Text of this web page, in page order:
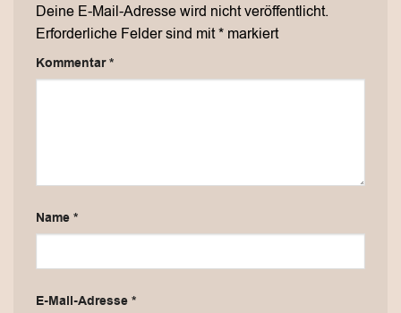
Deine E-Mail-Adresse wird nicht veröffentlicht.
Erforderliche Felder sind mit* markiert
Kommentar*
Name*
E-Mail-Adresse*